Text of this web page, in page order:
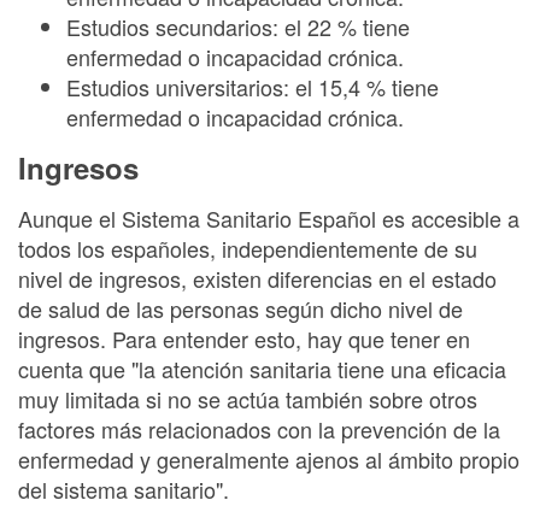
Estudios secundarios: el 22 % tiene
enfermedad o incapacidad crónica.
Estudios universitarios: el 15,4 % tiene
enfermedad o incapacidad crónica.
Ingresos
Aunque el Sistema Sanitario Español es accesible a
todos los españoles, independientemente de su
nivel de ingresos, existen diferencias en el estado
de salud de las personas según dicho nivel de
ingresos. Para entender esto, hay que tener en
cuenta que "la atención sanitaria tiene una eficacia
muy limitada si no se actúa también sobre otros
factores más relacionados con la prevención de la
enfermedad y generalmente ajenos al ámbito propio
del sistema sanitario".